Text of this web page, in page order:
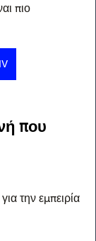
πιο
που
την εμπειρία